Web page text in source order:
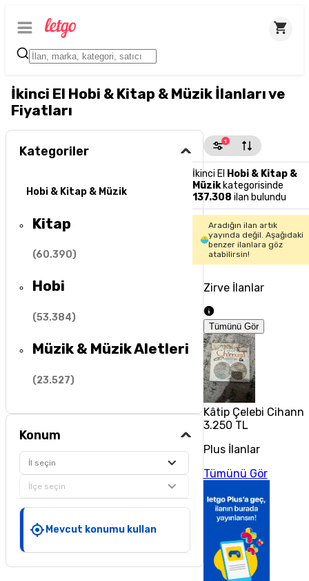
İkinci El Hobi & Kitap & Müzik İlanları ve
Fiyatları
Kategoriler
Hobi & Kitap & Müzik
Kitap
(60.390)
Hobi
(53.384)
Müzik & Müzik Aletleri
(23.527)
Konum
İl seçin
İlçe seçin
Mevcut konumu kullan
1
İkinci El Hobi & Kitap &
Müzikkategorisinde
137.308 ilan bulundu
Aradığın ilan artık
yayında değil. Aşağıdaki
benzer ilanlara göz
atabilirsin!
Zirve İlanlar
Tümünü Gör
Kâtip Çelebi
3.250 TL
Plus İlanlar
Tümünü Gör